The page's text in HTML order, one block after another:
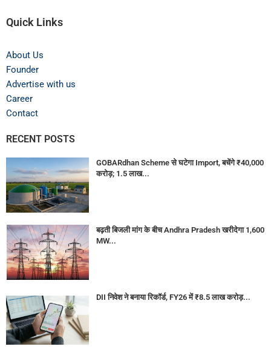
Quick Links
About Us
Founder
Advertise with us
Career
Contact
RECENT POSTS
GOBARdhan Scheme से घटेगा Import, बचेंगे ₹40,000
करोड़; 1.5 लाख...
बढ़ती बिजली मांग के बीच Andhra Pradesh खरीदेगा 1,600
MW...
DII निवेश ने बनाया रिकॉर्ड, FY26 में ₹8.5 लाख करोड़...